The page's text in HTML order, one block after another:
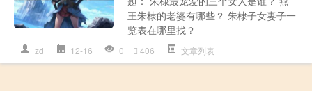
王朱棣的老婆有哪些？ 朱棣子女妻子一
览表在哪里找？
zd 12-16 0 406 文章列表